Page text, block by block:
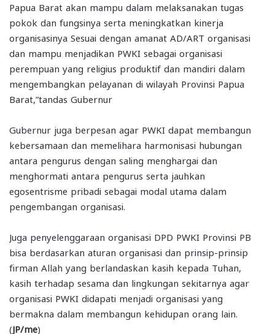
Papua Barat akan mampu dalam melaksanakan tugas
pokok dan fungsinya serta meningkatkan kinerja
organisasinya Sesuai dengan amanat AD/ART organisasi
dan mampu menjadikan PWKI sebagai organisasi
perempuan yang religius produktif dan mandiri dalam
mengembangkan pelayanan di wilayah Provinsi Papua
Barat,”tandas Gubernur
Gubernur juga berpesan agar PWKI dapat membangun
kebersamaan dan memelihara harmonisasi hubungan
antara pengurus dengan saling menghargai dan
menghormati antara pengurus serta jauhkan
egosentrisme pribadi sebagai modal utama dalam
pengembangan organisasi.
Juga penyelenggaraan organisasi DPD PWKI Provinsi PB
bisa berdasarkan aturan organisasi dan prinsip-prinsip
firman Allah yang berlandaskan kasih kepada Tuhan,
kasih terhadap sesama dan lingkungan sekitarnya agar
organisasi PWKI didapati menjadi organisasi yang
bermakna dalam membangun kehidupan orang lain.
(JP/me)